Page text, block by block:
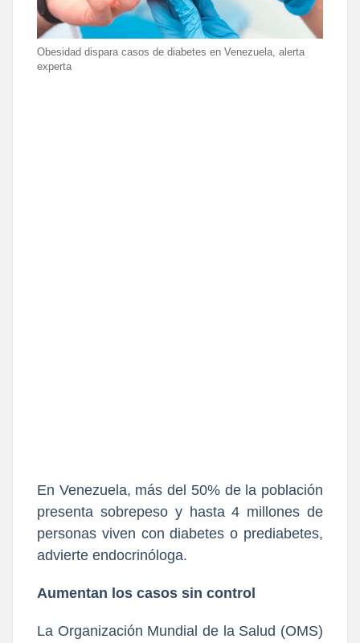
Obesidad dispara casos de diabetes en Venezuela, alerta
experta
En Venezuela, más del 50% de la población
presenta sobrepeso y hasta 4 millones de
personas viven con diabetes o prediabetes,
advierte endocrinóloga.
Aumentan los casos sin control
La Organización Mundial de la Salud (OMS)